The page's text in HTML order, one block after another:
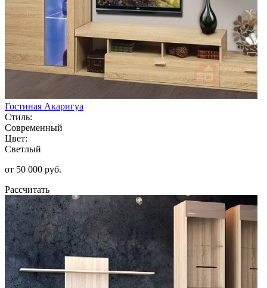
Гостиная Акаригуа
Стиль:
Современный
Цвет:
Светлый
от 50 000 руб.
Рассчитать